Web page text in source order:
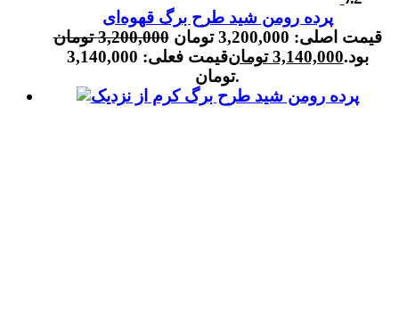
پرده رومن شید طرح برگ قهوه‌ای
3,200,000 تومان
قیمت اصلی: 3,200,000 تومان
بود.3,140,000 تومان
قیمت فعلی: 3,140,000
تومان.